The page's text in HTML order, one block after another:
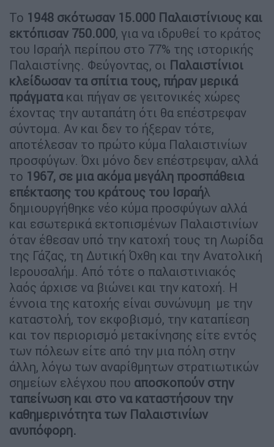
Το 1948 σκότωσαν 15.000 Παλαιστίνιους και
εκτόπισαν 750.000, για να ιδρυθεί το κράτος
του Ισραήλ περίπου στο 77% της ιστορικής
Παλαιστίνης. Φεύγοντας, οι Παλαιστίνιοι
κλείδωσαν τα σπίτια τους, πήραν μερικά
πράγματακαι πήγαν σε γειτονικές χώρες
έχοντας την αυταπάτη ότι θα επέστρεφαν
σύντομα. Αν και δεν το ήξεραν τότε,
αποτέλεσαν το πρώτο κύμα Παλαιστινίων
προσφύγων. Όχι μόνο δεν επέστρεψαν, αλλά
το 1967, σε μια ακόμα μεγάλη προσπάθεια
επέκτασης του κράτους του Ισραήλ
δημιουργήθηκε νέο κύμα προσφύγων αλλά
και εσωτερικά εκτοπισμένων Παλαιστινίων
όταν έθεσαν υπό την κατοχή τους τη Λωρίδα
της Γάζας, τη Δυτική Όχθη και την Ανατολική
Ιερουσαλήμ. Από τότε ο παλαιστινιακός
λαός άρχισε να βιώνει και την κατοχή. Η
έννοια της κατοχής είναι συνώνυμη με την
καταστολή, τον εκφοβισμό, την καταπίεση
και τον περιορισμό μετακίνησης είτε εντός
των πόλεων είτε από την μια πόλη στην
άλλη, λόγω των αναρίθμητων στρατιωτικών
σημείων ελέγχου που αποσκοπούν στην
ταπείνωση και στο να καταστήσουν την
καθημερινότητα των Παλαιστινίων
ανυπόφορη.